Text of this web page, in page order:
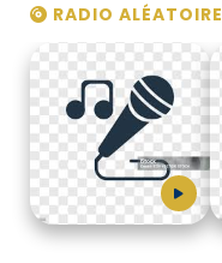
RADIO ALÉATOIRE